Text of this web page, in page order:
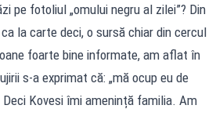
pe fotoliul „omului negru al zilei”? Din
la carte deci, o sursă chiar din cercul
foarte bine informate, am aflat în
s-a exprimat că: „mă ocup eu de
Deci Kovesi îmi amenință familia. Am